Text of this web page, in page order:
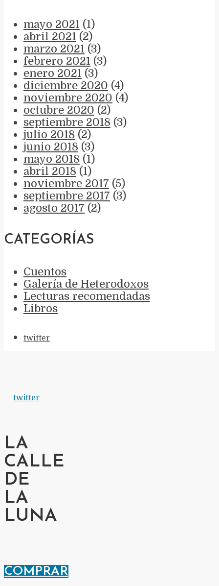
mayo 2021 (1)
abril 2021 (2)
marzo 2021 (3)
febrero 2021 (3)
enero 2021 (3)
diciembre 2020 (4)
noviembre 2020 (4)
octubre 2020 (2)
septiembre 2018 (3)
julio 2018 (2)
junio 2018 (3)
mayo 2018 (1)
abril 2018 (1)
noviembre 2017 (5)
septiembre 2017 (3)
agosto 2017 (2)
CATEGORÍAS
Cuentos
Galería de Heterodoxos
Lecturas recomendadas
Libros
twitter
twitter
LA
CALLE
DE
LA
LUNA
COMPRAR